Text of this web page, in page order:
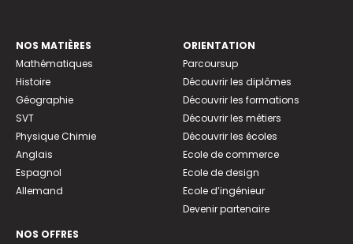
NOS MATIÈRES
Mathématiques
Histoire
Géographie
SVT
Physique Chimie
Anglais
Espagnol
Allemand
NOS OFFRES
ORIENTATION
Parcoursup
Découvrir les diplômes
Découvrir les formations
Découvrir les métiers
Découvrir les écoles
Ecole de commerce
Ecole de design
Ecole d’ingénieur
Devenir partenaire